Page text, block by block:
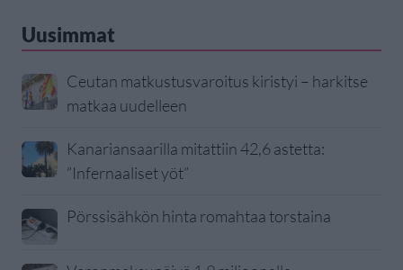
Uusimmat
Ceutan matkustusvaroitus kiristyi – harkitse
matkaa uudelleen
Kanariansaarilla mitattiin 42,6 astetta:
”Infernaaliset yöt”
Pörssisähkön hinta romahtaa torstaina